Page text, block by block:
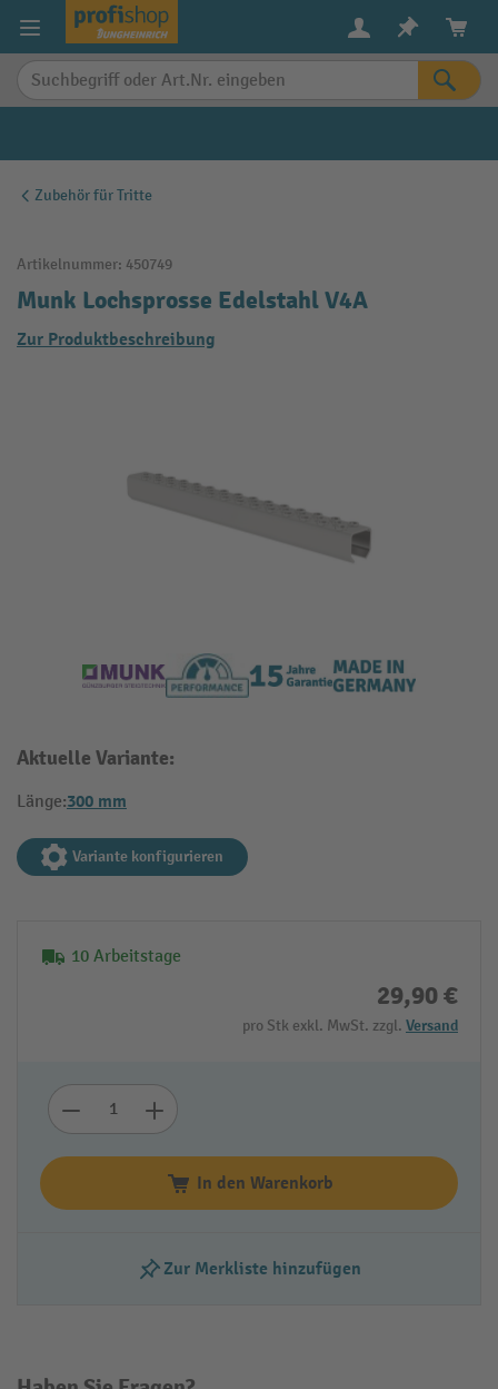
springen
Zubehör für Tritte
Artikelnummer: 450749
Munk Lochsprosse Edelstahl V4A
Zur Produktbeschreibung
Aktuelle Variante:
Länge:300 mm
Variante konfigurieren
10 Arbeitstage
29,90 €
pro Stk exkl. MwSt. zzgl. Versand
In den Warenkorb
Zur Merkliste hinzufügen